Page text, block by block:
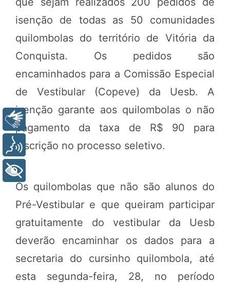
isenção de todas as 50 comunidades
quilombolas do território de Vitória da
Conquista. Os pedidos são
encaminhados para a Comissão Especial
de Vestibular (Copeve) da Uesb. A
isenção garante aos quilombolas o não
pagamento da taxa de R$ 90 para
inscrição no processo seletivo.
Os quilombolas que não são alunos do
Pré-Vestibular e que queiram participar
gratuitamente do vestibular da Uesb
deverão encaminhar os dados para a
secretaria do cursinho quilombola, até
esta segunda-feira, 28, no período
Libras
Voz